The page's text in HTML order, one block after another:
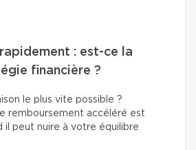
: est-ce la
financière ?
le plus vite possible ?
remboursement accéléré est
il peut nuire à votre équilibre